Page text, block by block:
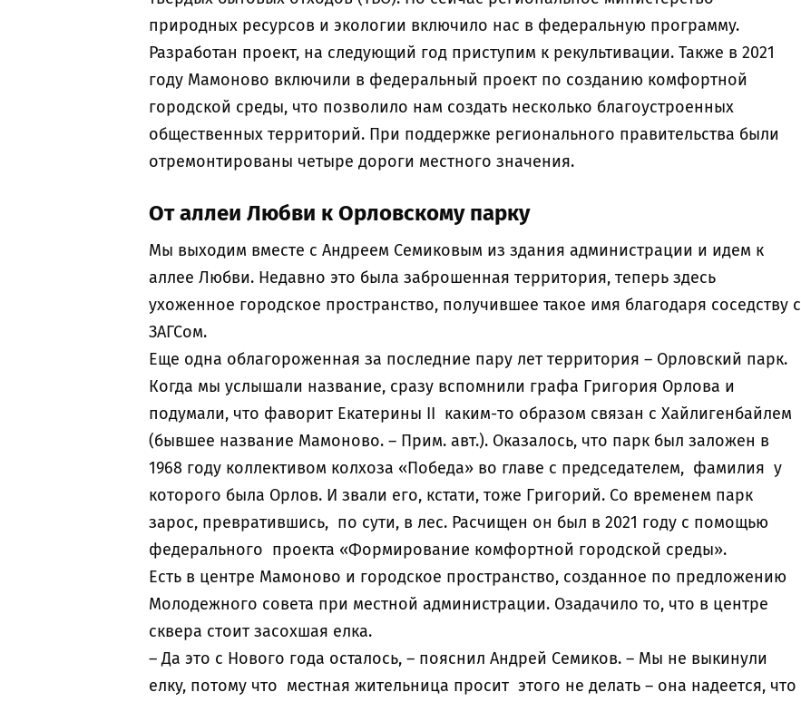
природных ресурсов и экологии включило нас в федеральную программу.
Разработан проект, на следующий год приступим к рекультивации. Также в 2021
году Мамоново включили в федеральный проект по созданию комфортной
городской среды, что позволило нам создать несколько благоустроенных
общественных территорий. При поддержке регионального правительства были
отремонтированы четыре дороги местного значения.
От аллеи Любви к Орловскому парку
Мы выходим вместе с Андреем Семиковым из здания администрации и идем к
аллее Любви. Недавно это была заброшенная территория, теперь здесь
ухоженное городское пространство, получившее такое имя благодаря соседству с
ЗАГСом.
Еще одна облагороженная за последние пару лет территория – Орловский парк.
Когда мы услышали название, сразу вспомнили графа Григория Орлова и
подумали, что фаворит Екатерины II каким-то образом связан с Хайлигенбайлем
(бывшее название Мамоново. – Прим. авт.). Оказалось, что парк был заложен в
1968 году коллективом колхоза «Победа» во главе с председателем, фамилия у
которого была Орлов. И звали его, кстати, тоже Григорий. Со временем парк
зарос, превратившись, по сути, в лес. Расчищен он был в 2021 году с помощью
федерального проекта «Формирование комфортной городской среды».
Есть в центре Мамоново и городское пространство, созданное по предложению
Молодежного совета при местной администрации. Озадачило то, что в центре
сквера стоит засохшая елка.
– Да это с Нового года осталось, – пояснил Андрей Семиков. – Мы не выкинули
елку, потому что местная жительница просит этого не делать – она надеется, что